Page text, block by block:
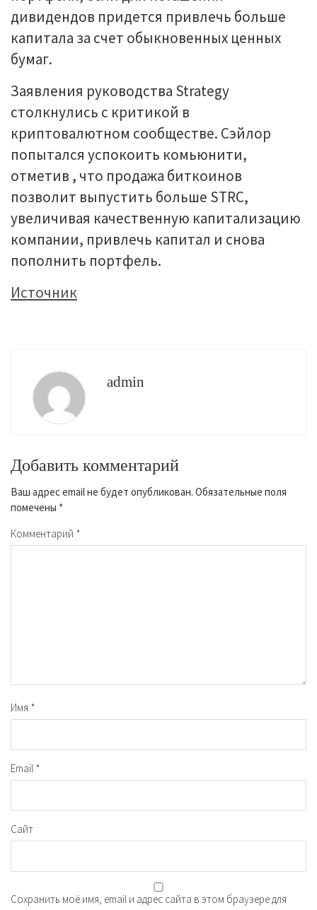
дивидендов придется привлечь больше
капитала за счет обыкновенных ценных
бумаг.
Заявления руководства Strategy
столкнулись с критикой в
криптовалютном сообществе. Сэйлор
попытался успокоить комьюнити,
отметив , что продажа биткоинов
позволит выпустить больше STRC,
увеличивая качественную капитализацию
компании, привлечь капитал и снова
пополнить портфель.
Источник
admin
Добавить комментарий
Ваш адрес email не будет опубликован. Обязательные поля
помечены *
Комментарий *
Имя *
Email *
Сайт
Сохранить моё имя, email и адрес сайта в этом браузере для